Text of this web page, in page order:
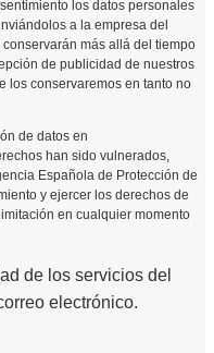
los datos personales
a la empresa del
más allá del tiempo
de publicidad de nuestros
los conservaremos en tanto no
de datos en
han sido vulnerados,
Española de Protección de
y ejercer los derechos de
en cualquier momento
de los servicios del
electrónico.